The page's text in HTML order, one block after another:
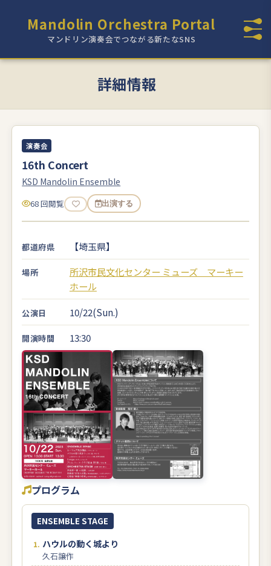
Mandolin Orchestra Portal
マンドリン演奏会でつながる新たなSNS
詳細情報
演奏会
16th Concert
KSD Mandolin Ensemble
68 回閲覧 出演する
都道府県 【埼玉県】
場所
所沢市民文化センター ミューズ マーキー
ホール
公演日 10/22(Sun.)
開演時間 13:30
プログラム
ENSEMBLE STAGE
ハウルの動く城より
久石譲作